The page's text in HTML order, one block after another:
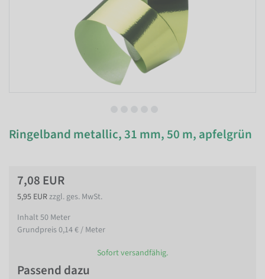
Ringelband metallic, 31 mm, 50 m, apfelgrün
7,08 EUR
5,95 EURzzgl. ges. MwSt.
Inhalt50 Meter
Grundpreis0,14 € / Meter
Sofort versandfähig.
Passend dazu